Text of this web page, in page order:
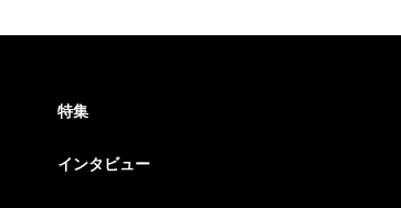
特集
インタビュー